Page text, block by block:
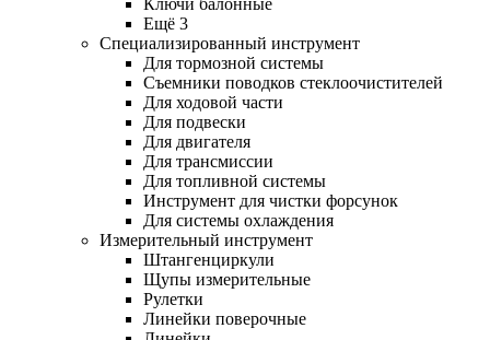
Ключи балонные
Ещё 3
Специализированный инструмент
Для тормозной системы
Съемники поводков стеклоочистителей
Для ходовой части
Для подвески
Для двигателя
Для трансмиссии
Для топливной системы
Инструмент для чистки форсунок
Для системы охлаждения
Измерительный инструмент
Штангенциркули
Щупы измерительные
Рулетки
Линейки поверочные